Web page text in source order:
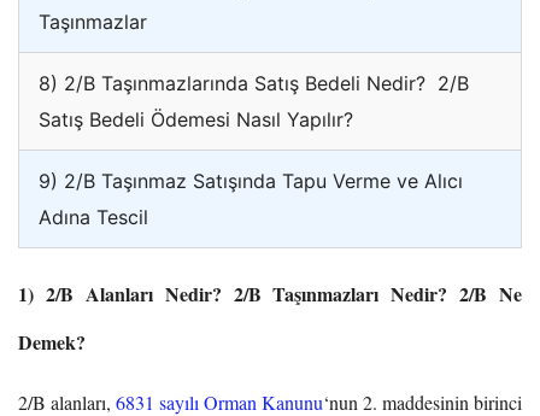
Taşınmazlar
8) 2/B Taşınmazlarında Satış Bedeli Nedir? 2/B
Satış Bedeli Ödemesi Nasıl Yapılır?
9) 2/B Taşınmaz Satışında Tapu Verme ve Alıcı
Adına Tescil
1) 2/B Alanları Nedir? 2/B Taşınmazları Nedir? 2/B Ne
Demek?
2/B alanları, 6831 sayılı Orman Kanunu‘nun 2. maddesinin birinci